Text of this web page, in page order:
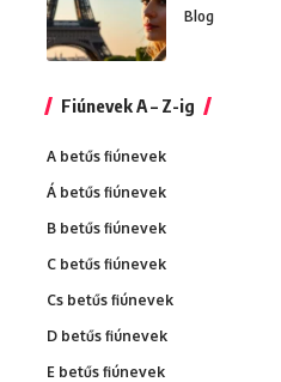
Blog
Fiúnevek A – Z-ig
A betűs fiúnevek
Á betűs fiúnevek
B betűs fiúnevek
C betűs fiúnevek
Cs betűs fiúnevek
D betűs fiúnevek
E betűs fiúnevek